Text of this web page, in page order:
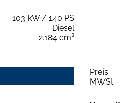
103 kW / 140 PS
Diesel
2.184 cm³
Preis:
MWSt: